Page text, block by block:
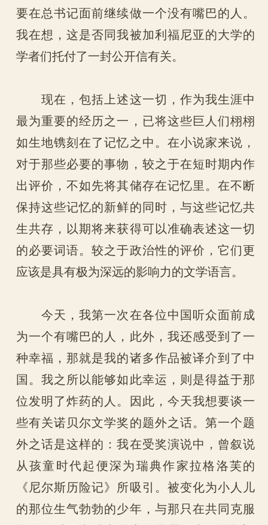
要在总书记面前继续做一个没有嘴巴的人。
我在想，这是否同我被加利福尼亚的大学的
学者们托付了一封公开信有关。
现在，包括上述这一切，作为我生涯中
最为重要的经历之一，已将这些巨人们栩栩
如生地镌刻在了记忆之中。在小说家来说，
对于那些必要的事物，较之于在短时期内作
出评价，不如先将其储存在记忆里。在不断
保持这些记忆的新鲜的同时，与这些记忆共
生共存，以期将来获得可以准确表述这一切
的必要词语。较之于政治性的评价，它们更
应该是具有极为深远的影响力的文学语言。
今天，我第一次在各位中国听众面前成
为一个有嘴巴的人，此外，我还感受到了一
种幸福，那就是我的诸多作品被译介到了中
国。我之所以能够如此幸运，则是得益于那
位发明了炸药的人。因此，今天我想要谈一
些有关诺贝尔文学奖的题外之话。第一个题
外之话是这样的：我在受奖演说中，曾叙说
从孩童时代起便深为瑞典作家拉格洛芙的
《尼尔斯历险记》所吸引。被变化为小人儿
的那位生气勃勃的少年，与那只在共同克服